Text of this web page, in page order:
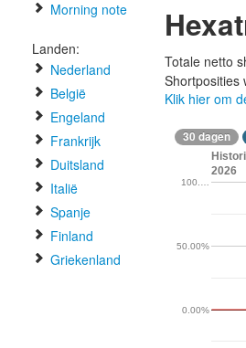
Morning note
Landen:
Nederland
België
Engeland
Frankrijk
Duitsland
Italië
Spanje
Finland
Griekenland
Totale netto
Shortposities
Klik hier om
30 dagen
2026
0.00%
50.00%
100.…